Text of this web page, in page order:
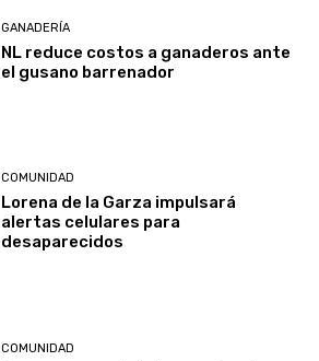
GANADERÍA
NL reduce costos a ganaderos ante
el gusano barrenador
COMUNIDAD
Lorena de la Garza impulsará
alertas celulares para
desaparecidos
COMUNIDAD